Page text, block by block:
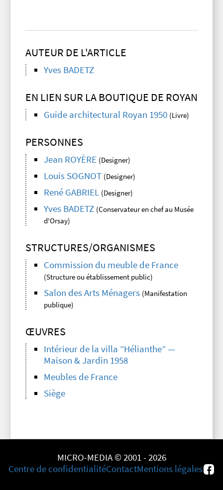
AUTEUR DE L'ARTICLE
Yves BADETZ
EN LIEN SUR LA BOUTIQUE DE ROYAN
Guide architectural Royan 1950 (Livre)
PERSONNES
Jean ROYÈRE (Designer)
Louis SOGNOT (Designer)
René GABRIEL (Designer)
Yves BADETZ (Conservateur en chef au Musée
d'Orsay)
STRUCTURES/ORGANISMES
Commission du meuble de France
(Structure ou établissement public)
Salon des Arts Ménagers (Manifestation
publique)
ŒUVRES
Intérieur de la villa ”Hélianthe” —
Maison & Jardin 1958
Meubles de France
Siège
MICRO-MEDIA © 2001 - 2026
Centre de confidentialitéContactMentions légales